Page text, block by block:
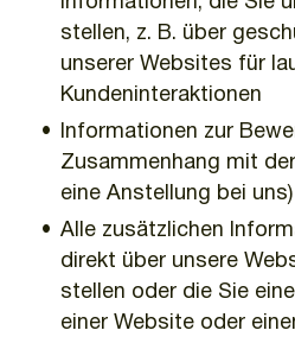
stellen, z. B. über
unserer Websites für
Kundeninteraktionen
Informationen zur
Zusammenhang mit
eine Anstellung bei uns)
Alle zusätzlichen
direkt über unsere
stellen oder die Sie
einer Website oder